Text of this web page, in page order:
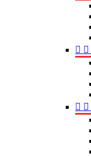
 
 